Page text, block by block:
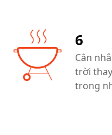
6
Cân
trời
trong